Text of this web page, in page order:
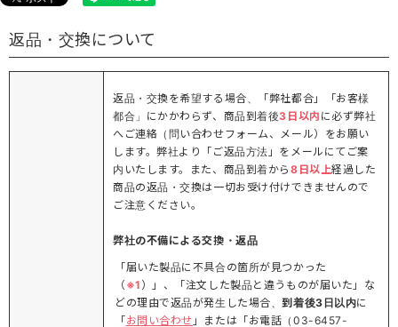
返品・交換について
返品・交換を希望する場合、「弊社都合」「お客様
都合」にかかわらず、商品到着後3日以内 に必ず弊社
へご連絡（問い合わせフォーム、メール）をお願い
します。弊社より「ご返品方法」をメールにてご案
内いたします。また、商品到着から 8日以上経過した
商品の返品・交換は一切お受け付けできませんので
ご注意ください。
弊社の不備による交換・返品
「届いた製品に不具合の箇所が見つかった
（ ※1 ）」、「注文した製品と違うものが届いた」な
どの理由で返品が発生した場合、 到着後3日以内に
「お問い合わせ 」または「お電話（03-6457-